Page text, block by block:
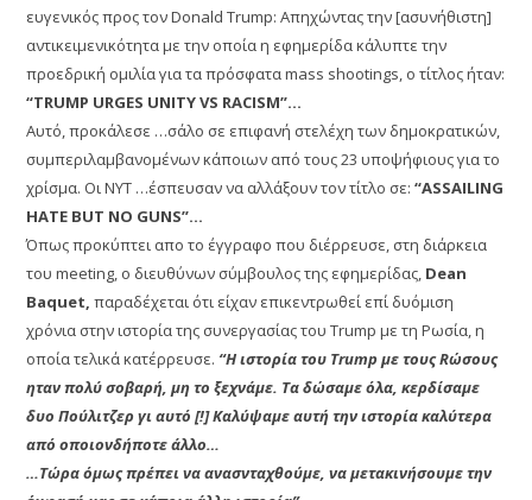
ευγενικός προς τον Donald Trump: Απηχώντας την [ασυνήθιστη]
αντικειμενικότητα με την οποία η εφημερίδα κάλυπτε την
προεδρική ομιλία για τα πρόσφατα mass shootings, ο τίτλος ήταν:
“TRUMP URGES UNITY VS RACISM”…
Αυτό, προκάλεσε …σάλο σε επιφανή στελέχη των δημοκρατικών,
συμπεριλαμβανομένων κάποιων από τους 23 υποψήφιους για το
χρίσμα. Οι NYT …έσπευσαν να αλλάξουν τον τίτλο σε:“ASSAILING
HATE BUT NO GUNS”…
Όπως προκύπτει απο το έγγραφο που διέρρευσε, στη διάρκεια
του meeting, ο διευθύνων σύμβουλος της εφημερίδας, Dean
Baquet, παραδέχεται ότι είχαν επικεντρωθεί επί δυόμιση
χρόνια στην ιστορία της συνεργασίας του Trump με τη Ρωσία, η
οποία τελικά κατέρρευσε. “Η ιστορία του Trump με τους Rώσους
ηταν πολύ σοβαρή, μη το ξεχνάμε. Τα δώσαμε όλα, κερδίσαμε
δυο Πούλιτζερ γι αυτό [!] Καλύψαμε αυτή την ιστορία καλύτερα
από οποιονδήποτε άλλο…
…Τώρα όμως πρέπει να ανασνταχθούμε, να μετακινήσουμε την